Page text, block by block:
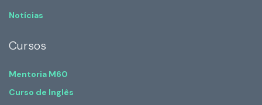
Notícias
Cursos
Mentoria M60
Curso de Inglês